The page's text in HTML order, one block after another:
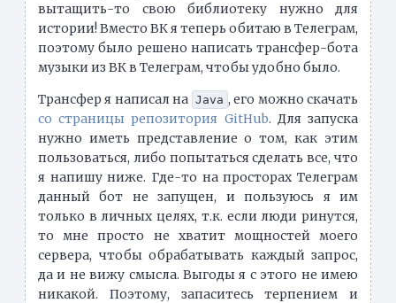
вытащить-то свою библиотеку нужно для
истории! Вместо ВК я теперь обитаю в Телеграм,
поэтому было решено написать трансфер-бота
музыки из ВК в Телеграм, чтобы удобно было.
Трансфер я написал на Java , его можно скачать
со страницы репозитория GitHub. Для запуска
нужно иметь представление о том, как этим
пользоваться, либо попытаться сделать все, что
я напишу ниже. Где-то на просторах Телеграм
данный бот не запущен, и пользуюсь я им
только в личных целях, т.к. если люди ринутся,
то мне просто не хватит мощностей моего
сервера, чтобы обрабатывать каждый запрос,
да и не вижу смысла. Выгоды я с этого не имею
никакой. Поэтому, запаситесь терпением и